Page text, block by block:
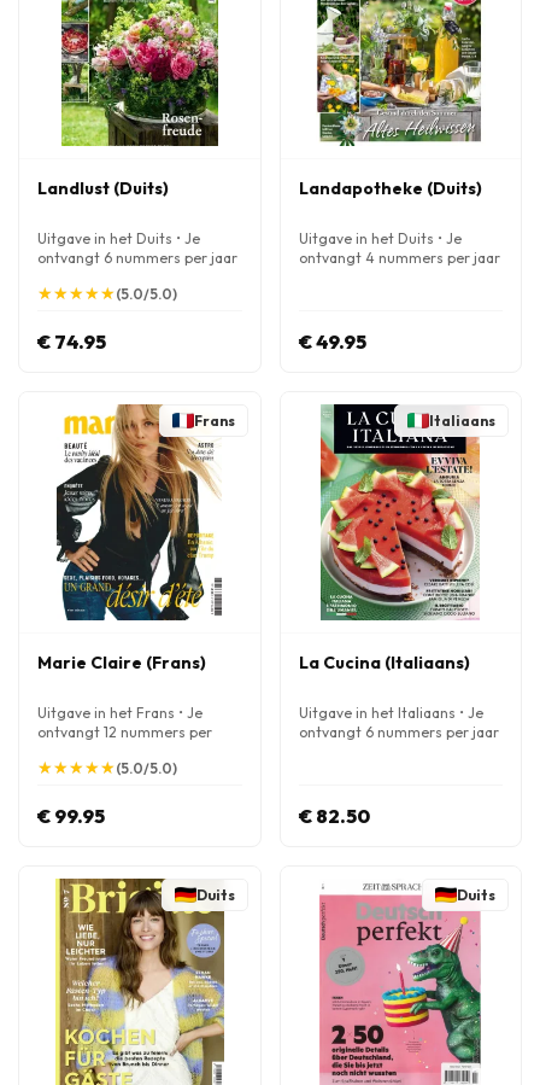
Landlust (Duits)
Uitgave in het Duits • Je
ontvangt 6 nummers per jaar
★
★★
★★
★★
★★
★(5.0/5.0)
€ 74.95
Landapotheke (Duits)
Uitgave in het Duits • Je
ontvangt 4 nummers per jaar
€ 49.95
Frans
Marie Claire (Frans)
Uitgave in het Frans • Je
ontvangt 12 nummers per
★
★★
★★
★★
★★
★(5.0/5.0)
€ 99.95
Italiaans
La Cucina (Italiaans)
Uitgave in het Italiaans • Je
ontvangt 6 nummers per jaar
€ 82.50
Duits Duits